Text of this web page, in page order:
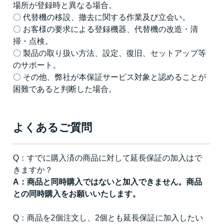
場所が登録時と異なる場合。
〇 代替機の移設、撤去に関する作業及び立会い。
〇 お客様の要求による登録機器、代替機の改造・清
掃・点検。
〇 製品の取り扱い方法、設定、復旧、セットアップ等
のサポート。
〇 その他、弊社が本保証サービス対象と認めることが
困難であると判断した場合。
よくあるご質問
Q：すでに購入済の商品に対して延長保証の加入はで
きますか？
A：商品と同時購入ではないと加入できません。商品
との同時購入をお願いいたします。
Q：商品を2個注文し、2個とも延長保証に加入したい